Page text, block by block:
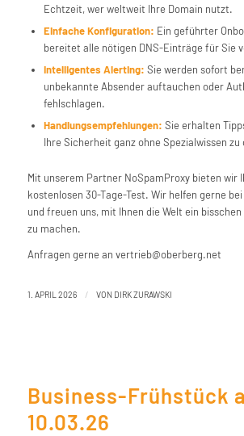
Echtzeit, wer weltweit Ihre Domain nutzt.
Einfache Konfiguration: Ein geführter
bereitet alle nötigen DNS-Einträge für Sie
Intelligentes Alerting: Sie werden sofort
unbekannte Absender auftauchen oder
fehlschlagen.
Handlungsempfehlungen: Sie erhalten
Ihre Sicherheit ganz ohne Spezialwissen
Mit unserem Partner NoSpamProxy bieten wir
kostenlosen 30-Tage-Test. Wir helfen gerne
und freuen uns, mit Ihnen die Welt ein
zu machen.
Anfragen gerne an vertrieb@oberberg.net
1. APRIL 2026 / VON DIRK ZURAWSKI
Business-Frühstück
10.03.26